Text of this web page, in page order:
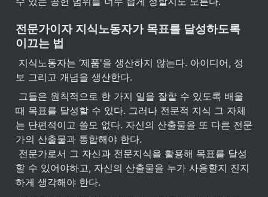
전문가이자 지식노동자가 목표를 달성하도록
이끄는 법
보 그리고 개념을 생산한다.
때 목표를 달성할 수 있다. 그러나 전문적 지식 그 자체
는 단편적이고 쓸모 없다. 자신의 산출물을 또 다른 전문
가의 산출물과 통합해야 한다.
할 수 있어야하고, 자신의 산출물을 누가 사용할지 진지
하게 생각해야 한다.